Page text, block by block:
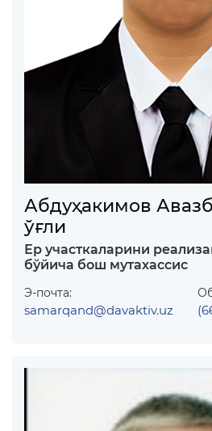
Абдуҳакимов
ўғли
Ер участкаларини
бўйича бош мутахассис
Э-почта:
samarqand@davaktiv.uz